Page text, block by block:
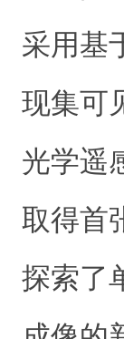
采用基
现集可
光学遥
取得首
探索了